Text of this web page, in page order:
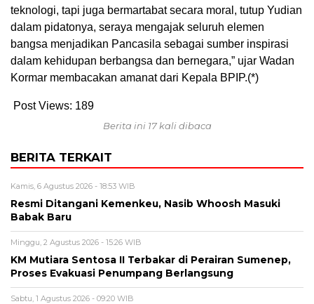
teknologi, tapi juga bermartabat secara moral, tutup Yudian
dalam pidatonya, seraya mengajak seluruh elemen
bangsa menjadikan Pancasila sebagai sumber inspirasi
dalam kehidupan berbangsa dan bernegara,” ujar Wadan
Kormar membacakan amanat dari Kepala BPIP.(*)
Post Views: 189
Berita ini 17 kali dibaca
BERITA TERKAIT
Kamis, 6 Agustus 2026 - 18:53 WIB
Resmi Ditangani Kemenkeu, Nasib Whoosh Masuki
Babak Baru
Minggu, 2 Agustus 2026 - 15:26 WIB
KM Mutiara Sentosa II Terbakar di Perairan Sumenep,
Proses Evakuasi Penumpang Berlangsung
Sabtu, 1 Agustus 2026 - 09:20 WIB